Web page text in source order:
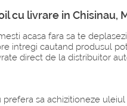
cu livrare in Chisinau,
acasa fara sa te
intregi cautand produsul
direct de la distribuitor
prefera sa achizitioneze